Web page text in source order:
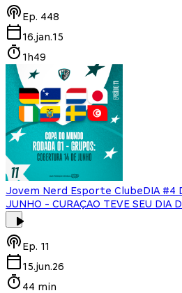
Ep. 448
16.jan.15
1h49
Jovem Nerd Esporte ClubeDIA #4
JUNHO - CURAÇAO TEVE SEU DIA
Ep. 11
15.jun.26
44 min